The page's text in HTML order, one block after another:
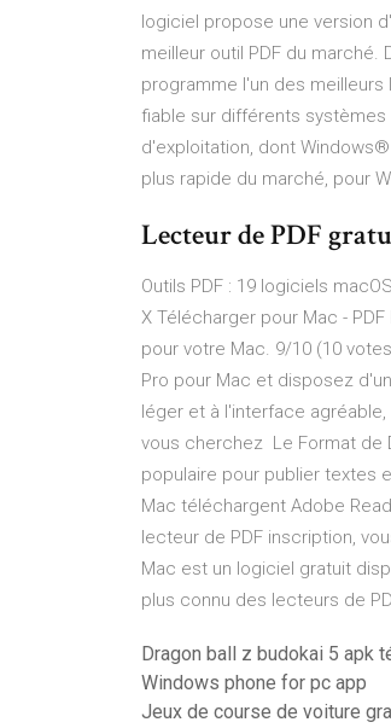
logiciel propose une version
meilleur outil PDF du
programme l'un des
fiable sur différents
d'exploitation, dont
plus rapide du marché, pour
Lecteur de PDF
Outils PDF : 19 logiciels
X Télécharger pour Mac -
pour votre Mac. 9/10 (10
Pro pour Mac et disposez
léger et à l'interface
vous cherchez Le Format de
populaire pour publier textes
Mac téléchargent Adobe
lecteur de PDF inscription,
Mac est un logiciel gratuit
plus connu des lecteurs de
Dragon ball z budokai 5 apk
Windows phone for pc app
Jeux de course de voiture